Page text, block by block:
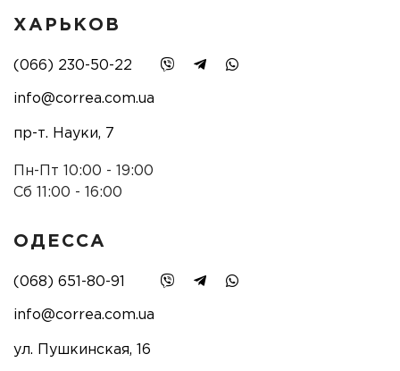
ХАРЬКОВ
(066) 230-50-22
info@correa.com.ua
пр-т. Науки, 7
Пн-Пт 10:00 - 19:00
Сб 11:00 - 16:00
ОДЕССА
(068) 651-80-91
info@correa.com.ua
ул. Пушкинская, 16